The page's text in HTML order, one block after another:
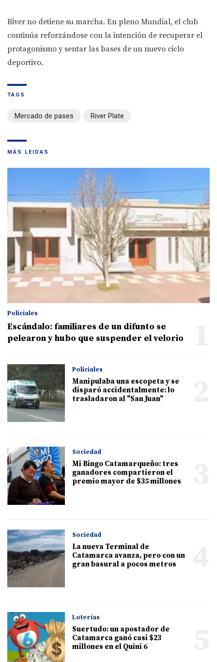
River no detiene su marcha. En pleno Mundial, el club
continúa reforzándose con la intención de recuperar el
protagonismo y sentar las bases de un nuevo ciclo
deportivo.
TAGS
Mercado de pases River Plate
MÁS LEIDAS
Policiales
Escándalo: familiares de un difunto se
pelearon y hubo que suspender el velorio
Policiales
Manipulaba una escopeta y se
disparó accidentalmente: lo
trasladaron al "San Juan"
Sociedad
Mi Bingo Catamarqueño: tres
ganadores compartieron el
premio mayor de $35 millones
Sociedad
La nueva Terminal de
Catamarca avanza, pero con un
gran basural a pocos metros
Loterías
Suertudo: un apostador de
Catamarca ganó casi $23
millones en el Quini 6